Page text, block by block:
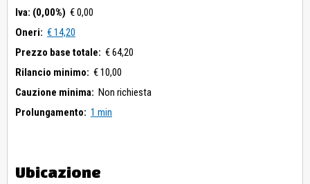
Iva: (0,00%) € 0,00
Oneri: € 14,20
Prezzo base totale: € 64,20
Rilancio minimo: € 10,00
Cauzione minima: Non richiesta
Prolungamento: 1 min
Ubicazione